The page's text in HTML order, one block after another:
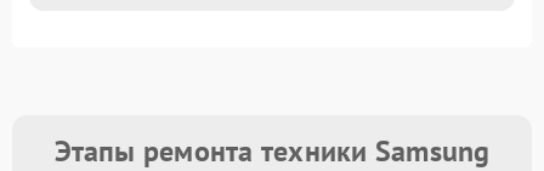
Этапы ремонта техники Samsung